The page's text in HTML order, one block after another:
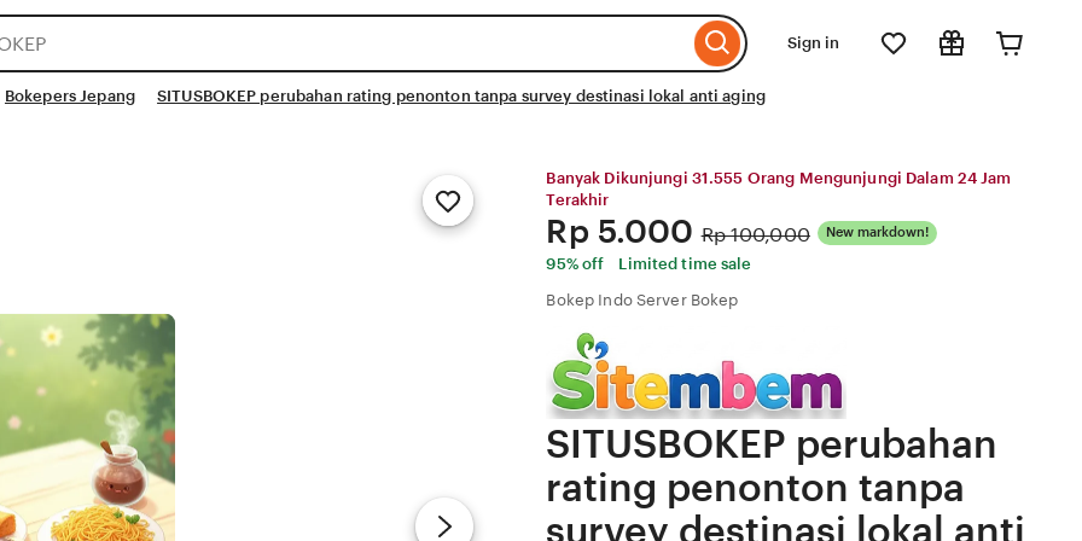
Sign in
Bokepers Jepang SITUSBOKEP perubahan rating penonton tanpa survey destinasi lokal anti aging
Add
to
Banyak Dikunjungi 31.555 Orang Mengunjungi Dalam 24 Jam
Terakhir
Price:
Rp 5.000 Original
Price:
Rp 100,000 New markdown!
95% off
Limited time sale
Bokep Indo Server Bokep
SITUSBOKEP perubahan
rating penonton tanpa
survey destinasi lokal anti